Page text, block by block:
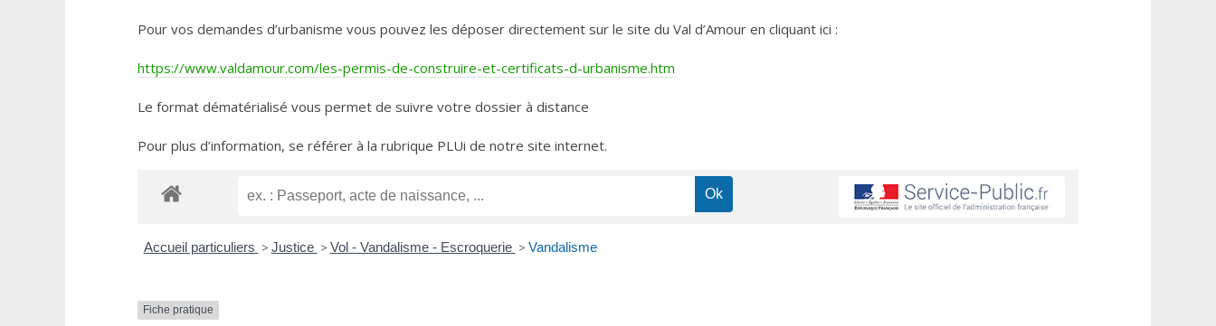
Pour vos demandes d’urbanisme vous pouvez les déposer directement sur le site du Val d’Amour en cliquant ici :
https://www.valdamour.com/les-permis-de-construire-et-certificats-d-urbanisme.htm
Le format dématérialisé vous permet de suivre votre dossier à distance
Pour plus d’information, se référer à la rubrique PLUi de notre site internet.
Accueil particuliers > Justice > Vol - Vandalisme - Escroquerie > Vandalisme
Fiche pratique